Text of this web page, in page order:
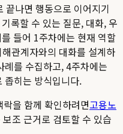
끝나면 행동으로 이어지기
록할 수 있는 질문, 대화, 우
들어 1주차에는 현재 역할
관계자와의 대화를 설계하
례를 수집하고, 4주차에는
좁히는 방식입니다.
을 함께 확인하려면고용노
보조 근거로 검토할 수 있습